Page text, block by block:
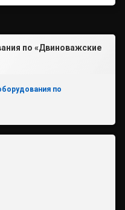
по «Двиноважские